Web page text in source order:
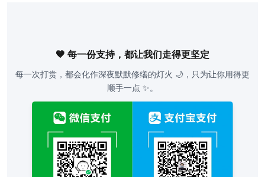
🧡 每一份支持，都让我们走得更坚定
每一次打赏，都会化作深夜默默修缮的灯火 🌙，只为让你用得更
顺手一点 ✨。